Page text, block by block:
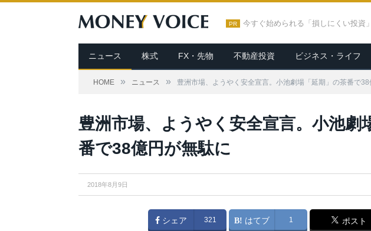
PR 今すぐ始められる「損しにくい投資」
ニュース 株式 FX・先物 不動産投資 ビジネス・ライフ
HOME » ニュース » 豊洲市場、ようやく安全宣言。小池劇場「延期」の茶番で38
豊洲市場、ようやく安全宣言。小池劇
番で38億円が無駄に
2018年8月9日
シェア 321 はてブ 1 ポスト